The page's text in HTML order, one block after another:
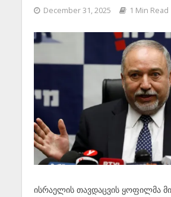
December 31, 2025 1 Min Read
ისრაელის თავდაცვის ყოფილმა